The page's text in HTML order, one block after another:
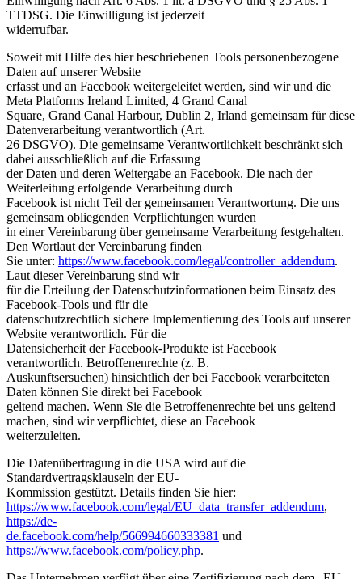
TTDSG. Die Einwilligung ist jederzeit
widerrufbar.
Soweit mit Hilfe des hier beschriebenen Tools personenbezogene
Daten auf unserer Website
erfasst und an Facebook weitergeleitet werden, sind wir und die
Meta Platforms Ireland Limited, 4 Grand Canal
Square, Grand Canal Harbour, Dublin 2, Irland gemeinsam für diese
Datenverarbeitung verantwortlich (Art.
26 DSGVO). Die gemeinsame Verantwortlichkeit beschränkt sich
dabei ausschließlich auf die Erfassung
der Daten und deren Weitergabe an Facebook. Die nach der
Weiterleitung erfolgende Verarbeitung durch
Facebook ist nicht Teil der gemeinsamen Verantwortung. Die uns
gemeinsam obliegenden Verpflichtungen wurden
in einer Vereinbarung über gemeinsame Verarbeitung festgehalten.
Den Wortlaut der Vereinbarung finden
Sie unter: https://www.facebook.com/legal/controller_addendum.
Laut dieser Vereinbarung sind wir
für die Erteilung der Datenschutzinformationen beim Einsatz des
Facebook-Tools und für die
datenschutzrechtlich sichere Implementierung des Tools auf unserer
Website verantwortlich. Für die
Datensicherheit der Facebook-Produkte ist Facebook
verantwortlich. Betroffenenrechte (z. B.
Auskunftsersuchen) hinsichtlich der bei Facebook verarbeiteten
Daten können Sie direkt bei Facebook
geltend machen. Wenn Sie die Betroffenenrechte bei uns geltend
machen, sind wir verpflichtet, diese an Facebook
weiterzuleiten.
Die Datenübertragung in die USA wird auf die
Standardvertragsklauseln der EU-
Kommission gestützt. Details finden Sie hier:
https://www.facebook.com/legal/EU_data_transfer_addendum,
https://de-
de.facebook.com/help/566994660333381 und
https://www.facebook.com/policy.php.